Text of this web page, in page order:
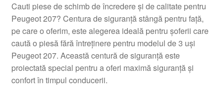
Cauti piese de schimb de încredere și de calitate pentru
Peugeot 207? Centura de siguranță stângă pentru față,
pe care o oferim, este alegerea ideală pentru șoferii care
caută o piesă fără întreținere pentru modelul de 3 uși
Peugeot 207. Această centură de siguranță este
proiectată special pentru a oferi maximă siguranță și
confort în timpul conducerii.